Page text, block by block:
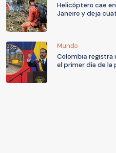
Helicóptero cae
Janeiro y deja
Mundo
Colombia registra
el primer día de la